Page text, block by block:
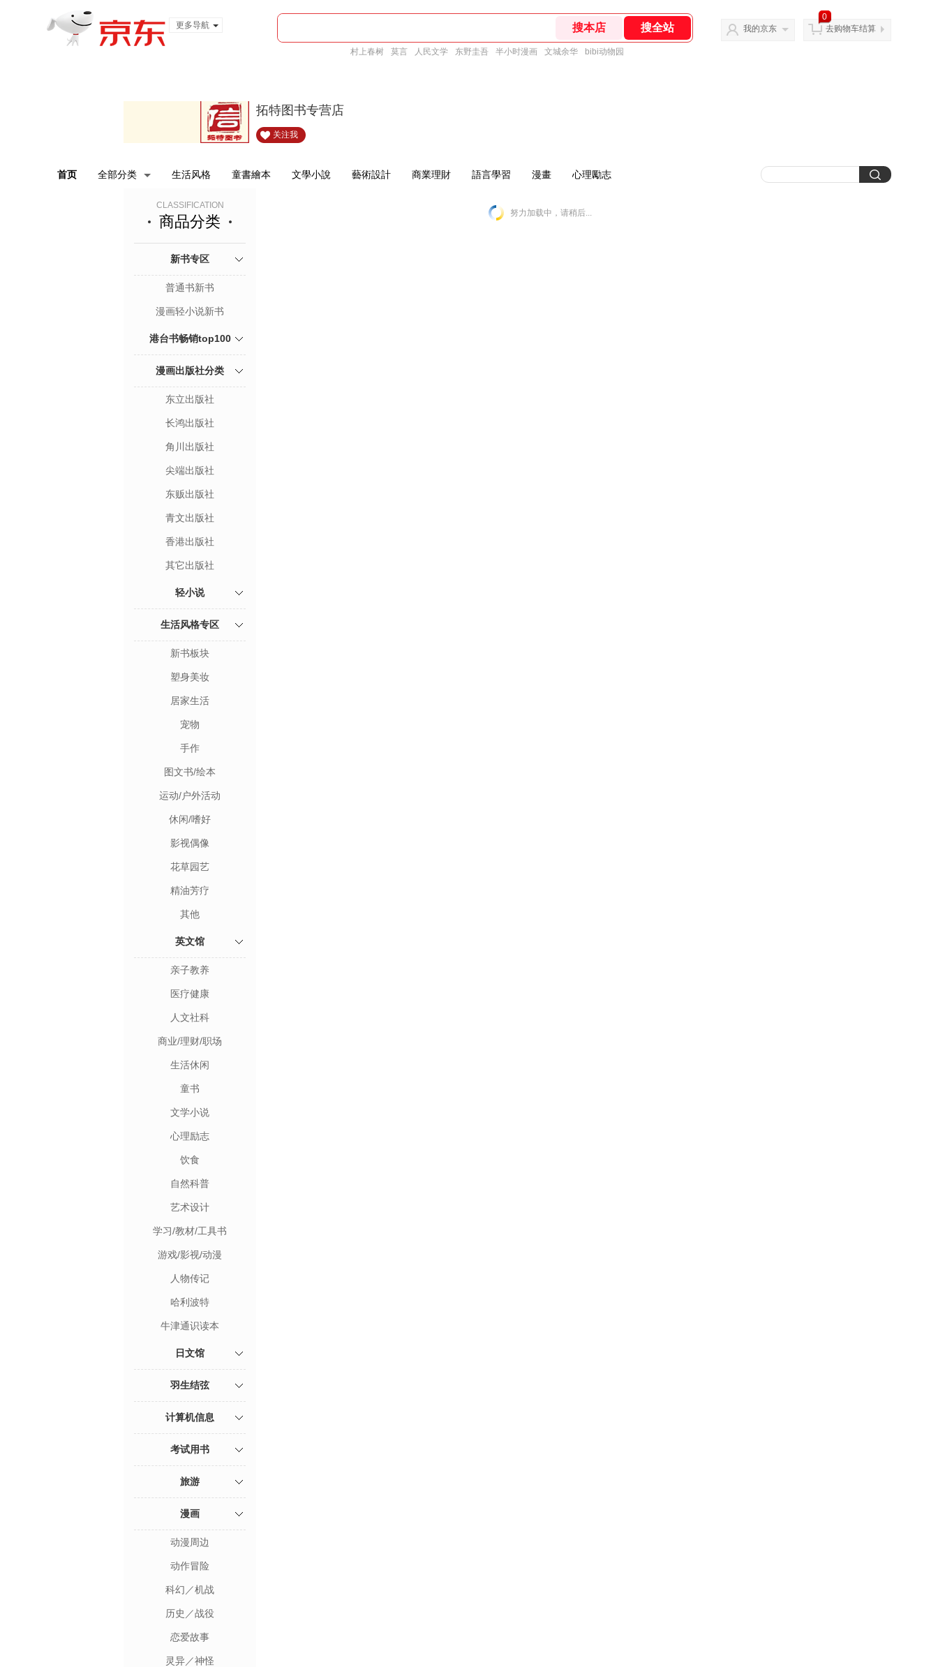
更多导航
村上春树 莫言 人民文学 东野圭吾 半小时漫画 文城余华 bibi动物园
我的京东
0
去购物车结算
拓特图书专营店
关注我
首页 全部分类 生活风格 童書繪本 文學小說 藝術設計 商業理財 語言學習 漫畫 心理勵志
CLASSIFICATION
商品分类
新书专区
普通书新书
漫画轻小说新书
港台书畅销top100
漫画出版社分类
东立出版社
长鸿出版社
角川出版社
尖端出版社
东贩出版社
青文出版社
香港出版社
其它出版社
轻小说
生活风格专区
新书板块
塑身美妆
居家生活
宠物
手作
图文书/绘本
运动/户外活动
休闲/嗜好
影视偶像
花草园艺
精油芳疗
其他
英文馆
亲子教养
医疗健康
人文社科
商业/理财/职场
生活休闲
童书
文学小说
心理励志
饮食
自然科普
艺术设计
学习/教材/工具书
游戏/影视/动漫
人物传记
哈利波特
牛津通识读本
日文馆
羽生结弦
计算机信息
考试用书
旅游
漫画
动漫周边
动作冒险
科幻／机战
历史／战役
恋爱故事
灵异／神怪
努力加载中，请稍后...